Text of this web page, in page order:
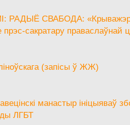
РАДЫЁ СВАБОДА:
прэс-сакратару праваслаўнай
(запісы ў ЖЖ)
манастыр ініцыяваў
ЛГБТ